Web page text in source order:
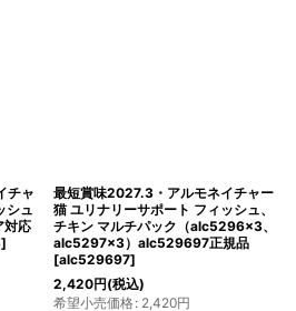
ー
りお
合
最短賞味2027.5・アルモネイチャー
猫 ユリナリーサポート フィッシュ入
りお肉のご馳走 70gパウチ alc5296
総合栄養食 正規品 [alc5296]
407円(税込)
希望小売価格: 407